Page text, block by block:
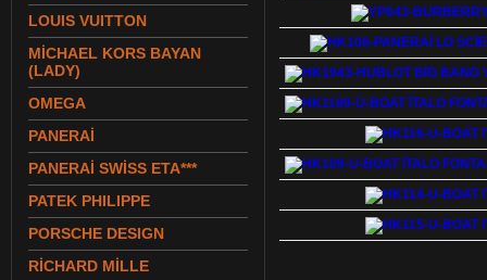
LOUIS VUITTON
MİCHAEL KORS BAYAN
(LADY)
OMEGA
PANERAİ
PANERAİ SWİSS ETA***
PATEK PHILIPPE
PORSCHE DESIGN
RİCHARD MİLLE